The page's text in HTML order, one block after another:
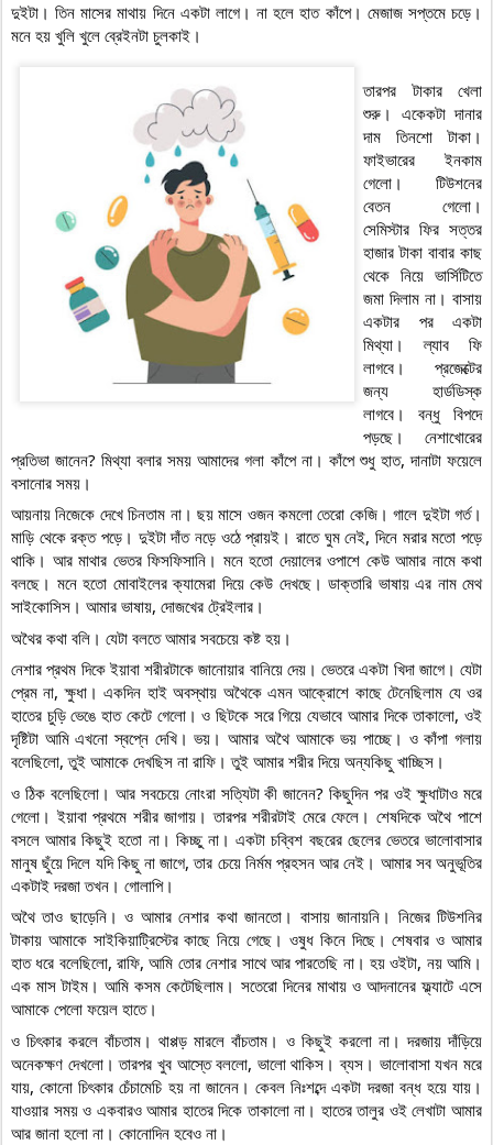
দুইটা। তিন মাসের মাথায় দিনে একটা লাগে। না হলে হাত কাঁপে। মেজাজ সপ্তমে চড়ে।
মনে হয় খুলি খুলে ব্রেইনটা চুলকাই।
তারপর টাকার খেলা
শুরু। একেকটা দানার
দাম তিনশো টাকা।
ফাইভারের ইনকাম
গেলো। টিউশনের
বেতন গেলো।
সেমিস্টার ফির সত্তর
হাজার টাকা বাবার কাছ
থেকে নিয়ে ভার্সিটিতে
জমা দিলাম না। বাসায়
একটার পর একটা
মিথ্যা। ল্যাব ফি
লাগবে। প্রজেক্টের
জন্য হার্ডডিস্ক
লাগবে। বন্ধু বিপদে
পড়ছে। নেশাখোরের
প্রতিভা জানেন? মিথ্যা বলার সময় আমাদের গলা কাঁপে না। কাঁপে শুধু হাত, দানাটা ফয়েলে
বসানোর সময়।
আয়নায় নিজেকে দেখে চিনতাম না। ছয় মাসে ওজন কমলো তেরো কেজি। গালে দুইটা গর্ত।
মাড়ি থেকে রক্ত পড়ে। দুইটা দাঁত নড়ে ওঠে প্রায়ই। রাতে ঘুম নেই, দিনে মরার মতো পড়ে
থাকি। আর মাথার ভেতর ফিসফিসানি। মনে হতো দেয়ালের ওপাশে কেউ আমার নামে কথা
বলছে। মনে হতো মোবাইলের ক্যামেরা দিয়ে কেউ দেখছে। ডাক্তারি ভাষায় এর নাম মেথ
সাইকোসিস। আমার ভাষায়, দোজখের ট্রেইলার।
অথৈর কথা বলি। যেটা বলতে আমার সবচেয়ে কষ্ট হয়।
নেশার প্রথম দিকে ইয়াবা শরীরটাকে জানোয়ার বানিয়ে দেয়। ভেতরে একটা খিদা জাগে। যেটা
প্রেম না, ক্ষুধা। একদিন হাই অবস্থায় অথৈকে এমন আক্রোশে কাছে টেনেছিলাম যে ওর
হাতের চুড়ি ভেঙে হাত কেটে গেলো। ও ছিটকে সরে গিয়ে যেভাবে আমার দিকে তাকালো, ওই
দৃষ্টিটা আমি এখনো স্বপ্নে দেখি। ভয়। আমার অথৈ আমাকে ভয় পাচ্ছে। ও কাঁপা গলায়
বলেছিলো, তুই আমাকে দেখছিস না রাফি। তুই আমার শরীর দিয়ে অন্যকিছু খাচ্ছিস।
ও ঠিক বলেছিলো। আর সবচেয়ে নোংরা সত্যিটা কী জানেন? কিছুদিন পর ওই ক্ষুধাটাও মরে
গেলো। ইয়াবা প্রথমে শরীর জাগায়। তারপর শরীরটাই মেরে ফেলে। শেষদিকে অথৈ পাশে
বসলে আমার কিছুই হতো না। কিচ্ছু না। একটা চব্বিশ বছরের ছেলের ভেতরে ভালোবাসার
মানুষ ছুঁয়ে দিলে যদি কিছু না জাগে, তার চেয়ে নির্মম প্রহসন আর নেই। আমার সব অনুভূতির
একটাই দরজা তখন। গোলাপি।
অথৈ তাও ছাড়েনি। ও আমার নেশার কথা জানতো। বাসায় জানায়নি। নিজের টিউশনির
টাকায় আমাকে সাইকিয়াট্রিস্টের কাছে নিয়ে গেছে। ওষুধ কিনে দিছে। শেষবার ও আমার
হাত ধরে বলেছিলো, রাফি, আমি তোর নেশার সাথে আর পারতেছি না। হয় ওইটা, নয় আমি।
এক মাস টাইম। আমি কসম কেটেছিলাম। সতেরো দিনের মাথায় ও আদনানের ফ্ল্যাটে এসে
আমাকে পেলো ফয়েল হাতে।
ও চিৎকার করলে বাঁচতাম। থাপ্পড় মারলে বাঁচতাম। ও কিছুই করলো না। দরজায় দাঁড়িয়ে
অনেকক্ষণ দেখলো। তারপর খুব আস্তে বললো, ভালো থাকিস। ব্যস। ভালোবাসা যখন মরে
যায়, কোনো চিৎকার চেঁচামেচি হয় না জানেন। কেবল নিঃশব্দে একটা দরজা বন্ধ হয়ে যায়।
যাওয়ার সময় ও একবারও আমার হাতের দিকে তাকালো না। হাতের তালুর ওই লেখাটা আমার
আর জানা হলো না। কোনোদিন হবেও না।